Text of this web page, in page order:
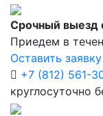
Срочный выезд
Приедем в
Оставить заявку
+7 (812) 561-
круглосуточно